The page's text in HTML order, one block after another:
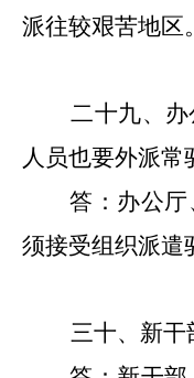
派往较艰苦地区。
二十九、 办
人员也要外派常
答： 办公厅
须接受组织派遣
三十、新干